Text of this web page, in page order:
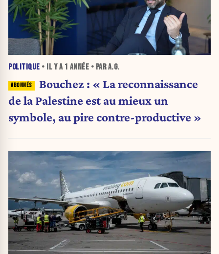
POLITIQUE • IL Y A 1 ANNÉE • PAR A.G.
Bouchez : « La reconnaissance
de la Palestine est au mieux un
symbole, au pire contre-productive »